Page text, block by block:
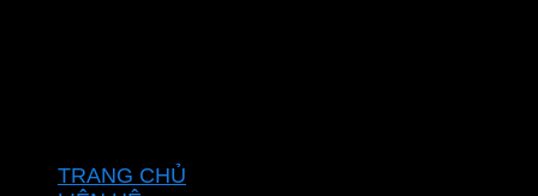
TRANG CHỦ